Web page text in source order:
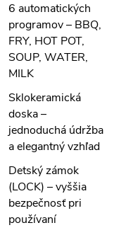
6 automatických
programov – BBQ,
FRY, HOT POT,
SOUP, WATER,
MILK
Sklokeramická
doska –
jednoduchá údržba
a elegantný vzhľad
Detský zámok
(LOCK) – vyššia
bezpečnosť pri
používaní